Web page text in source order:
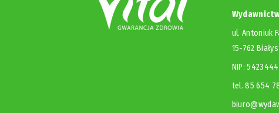
ul. Antoniuk
15-762
NIP:
tel. 85 654